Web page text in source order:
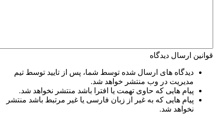
قوانین ارسال دیدگاه
دیدگاه های ارسال شده توسط شما، پس از تایید توسط تیم
مدیریت در وب منتشر خواهد شد.
پیام هایی که حاوی تهمت یا افترا باشد منتشر نخواهد شد.
پیام هایی که به غیر از زبان فارسی یا غیر مرتبط باشد منتشر
نخواهد شد.